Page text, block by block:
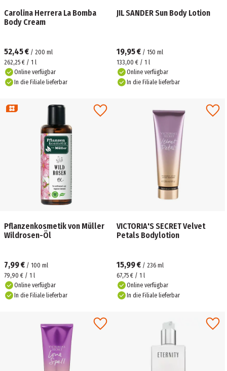
Carolina Herrera La Bomba
Body Cream
52,45 € / 200 ml
262,25 € / 1 l
Online verfügbar
In die Filiale lieferbar
JIL SANDER Sun Body Lotion
19,95 € / 150 ml
133,00 € / 1 l
Online verfügbar
In die Filiale lieferbar
Pflanzenkosmetik von Müller
Wildrosen-Öl
7,99 € / 100 ml
79,90 € / 1 l
Online verfügbar
In die Filiale lieferbar
VICTORIA'S SECRET Velvet
Petals Bodylotion
15,99 € / 236 ml
67,75 € / 1 l
Online verfügbar
In die Filiale lieferbar